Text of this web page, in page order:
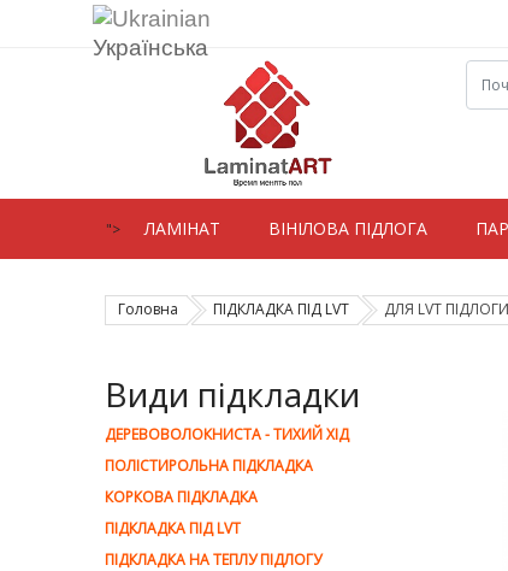
Українська
"> ЛАМIНАТ ВIНIЛОВА ПІДЛОГА
Головна ПІДКЛАДКА ПІД LVT ДЛЯ LVT
Види підкладки
ДЕРЕВОВОЛОКНИСТА - ТИХИЙ ХІД
ПОЛІСТИРОЛЬНА ПІДКЛАДКА
КОРКОВА ПІДКЛАДКА
ПІДКЛАДКА ПІД LVT
ПІДКЛАДКА НА ТЕПЛУ ПІДЛОГУ